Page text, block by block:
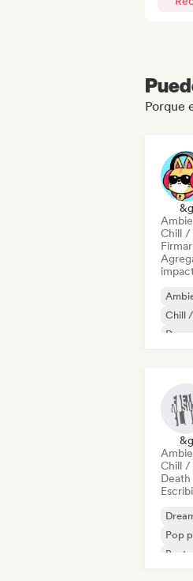
Porque
Chill /
Chill
Chill /
Pop